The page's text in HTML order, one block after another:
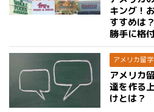
キング！
すすめは
勝手に格
アメリカ留学
アメリカ
達を作る
けとは？